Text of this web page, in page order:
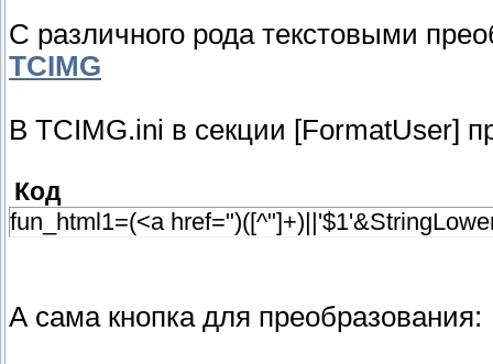
С различного рода текстовыми
TCIMG
В TCIMG.ini в секции [FormatUser]
Код
fun_html1=(<a
А сама кнопка для преобразования: